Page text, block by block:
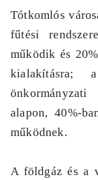
Tótkomlós
fűtési
működik és
kialakításra;
alapon, 40%-
működnek.
A földgáz és a